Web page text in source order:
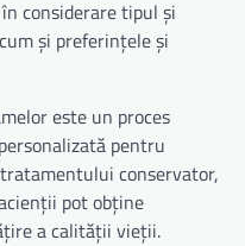
considerare tipul și
și preferințele și
este un proces
pentru
conservator,
pot obține
a calității vieții.